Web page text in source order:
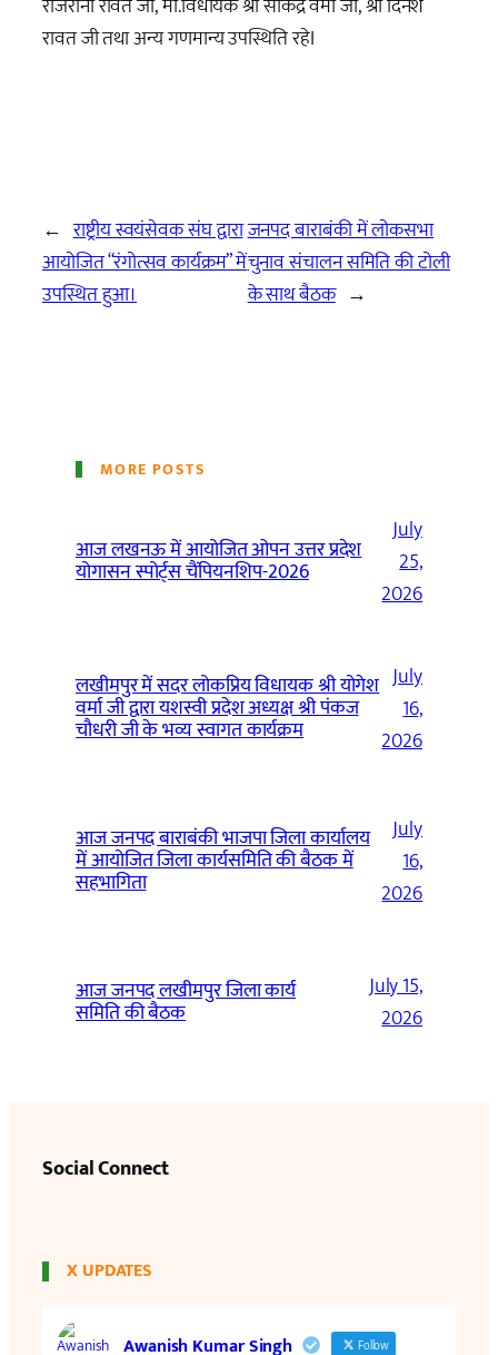
रावत जी तथा अन्य गणमान्य उपस्थिति रहेI
← राष्ट्रीय स्वयंसेवक संघ द्वारा
आयोजित “रंगोत्सव कार्यक्रम” में
उपस्थित हुआ।
जनपद बाराबंकी में लोकसभा
चुनाव संचालन समिति की टोली
के साथ बैठक →
MORE POSTS
आज लखनऊ में आयोजित ओपन उत्तर प्रदेश
योगासन स्पोर्ट्स चैंपियनशिप-2026
July
25,
2026
लखीमपुर में सदर लोकप्रिय विधायक श्री योगेश
वर्मा जी द्वारा यशस्वी प्रदेश अध्यक्ष श्री पंकज
चौधरी जी के भव्य स्वागत कार्यक्रम
July
16,
2026
आज जनपद बाराबंकी भाजपा जिला कार्यालय
में आयोजित जिला कार्यसमिति की बैठक में
सहभागिता
July
16,
2026
आज जनपद लखीमपुर जिला कार्य
समिति की बैठक
July 15,
2026
Social Connect
X UPDATES